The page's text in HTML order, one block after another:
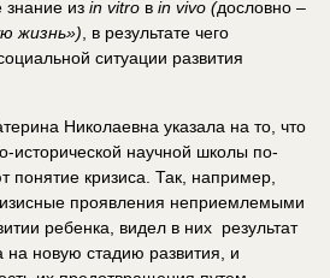
знание из in vitro в in vivo (дословно –
жизнь»), в результате чего
ситуации развития
Николаевна указала на то, что
исторической научной школы по-
понятие кризиса. Так, например,
проявления неприемлемыми
ребенка, видел в них результат
на новую стадию развития, и